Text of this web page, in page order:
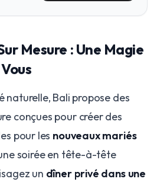
Mesure : Une Magie
naturelle, Bali propose des
conçues pour créer des
pour les nouveaux mariés
soirée en tête-à-tête
un dîner privé dans une